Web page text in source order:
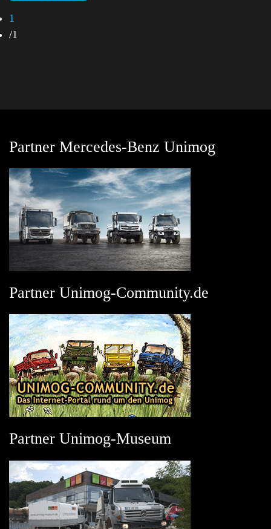
1
/1
Partner Mercedes-Benz Unimog
Partner Unimog-Community.de
Partner Unimog-Museum